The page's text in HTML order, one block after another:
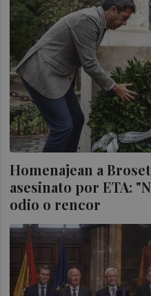
Homenajean a
asesinato por ETA:
odio o rencor